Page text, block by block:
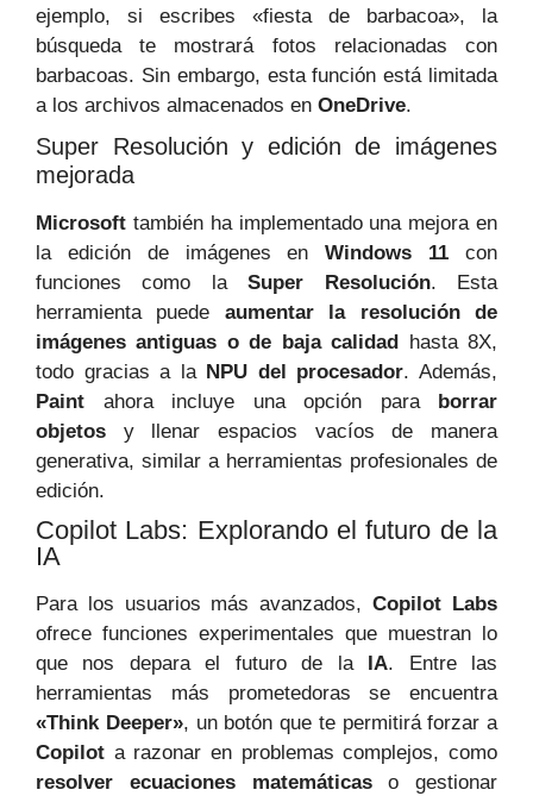
ejemplo, si escribes «fiesta de barbacoa», la
búsqueda te mostrará fotos relacionadas con
barbacoas. Sin embargo, esta función está limitada
a los archivos almacenados en OneDrive.
Super Resolución y edición de imágenes
mejorada
Microsoft también ha implementado una mejora en
la edición de imágenes enWindows 11 con
funciones como laSuper Resolución. Esta
herramienta puede aumentar la resolución de
imágenes antiguas o de baja calidad
hasta 8X,
todo gracias a la NPU del procesador. Además,
Paint ahora incluye una opción para
borrar
objetos y llenar espacios vacíos de manera
generativa, similar a herramientas profesionales de
edición.
Copilot Labs: Explorando el futuro de la
IA
Para los usuarios más avanzados,Copilot Labs
ofrece funciones experimentales que muestran lo
que nos depara el futuro de la
IA. Entre las
herramientas más prometedoras se encuentra
«Think Deeper», un botón que te permitirá forzar a
Copilot a razonar en problemas complejos, como
resolver ecuaciones matemáticaso gestionar